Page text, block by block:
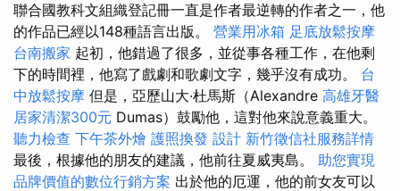
聯合國教科文組織登記冊一直是作者最逆轉的作者之一，他
的作品已經以148種語言出版。 營業用冰箱 足底放鬆按摩
台南搬家 起初，他錯過了很多，並從事各種工作，在他剩
下的時間裡，他寫了戲劇和歌劇文字，幾乎沒有成功。 台
中放鬆按摩 但是，亞歷山大·杜馬斯（Alexandre 高雄牙醫
居家清潔300元 Dumas）鼓勵他，這對他來說意義重大。
聽力檢查 下午茶外燴 護照換發 設計 新竹徵信社服務詳情
最後，根據他的朋友的建議，他前往夏威夷島。 助您實現
品牌價值的數位行銷方案 出於他的厄運，他的前女友可以